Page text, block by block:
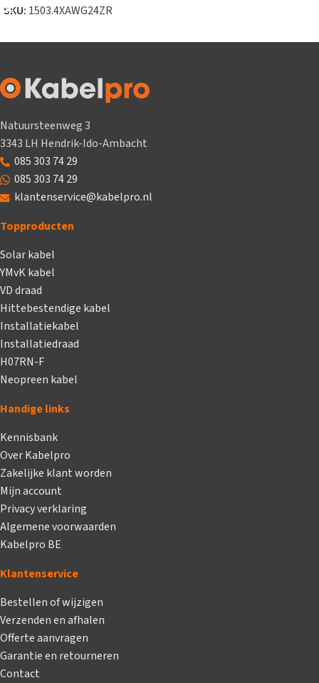
SKU: 1503.4XAWG24ZR
Natuursteenweg 3
3343 LH Hendrik-Ido-Ambacht
085 303 74 29
085 303 74 29
klantenservice@kabelpro.nl
Topproducten
Solar kabel
YMvK kabel
VD draad
Hittebestendige kabel
Installatiekabel
Installatiedraad
H07RN-F
Neopreen kabel
Handige links
Kennisbank
Over Kabelpro
Zakelijke klant worden
Mijn account
Privacy verklaring
Algemene voorwaarden
Kabelpro BE
Klantenservice
Bestellen of wijzigen
Verzenden en afhalen
Offerte aanvragen
Garantie en retourneren
Contact